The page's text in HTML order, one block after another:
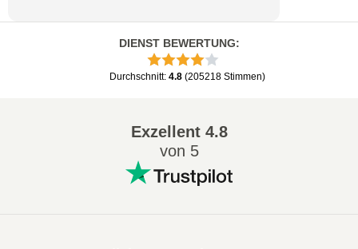
DIENST BEWERTUNG:
Durchschnitt: 4.8 (205218 Stimmen)
Exzellent4.8
von 5